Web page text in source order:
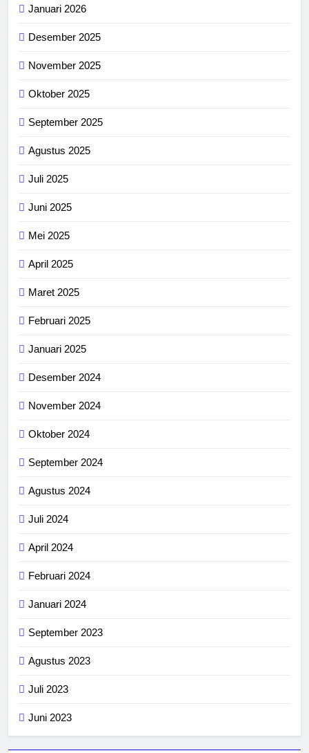
Januari 2026
Desember 2025
November 2025
Oktober 2025
September 2025
Agustus 2025
Juli 2025
Juni 2025
Mei 2025
April 2025
Maret 2025
Februari 2025
Januari 2025
Desember 2024
November 2024
Oktober 2024
September 2024
Agustus 2024
Juli 2024
April 2024
Februari 2024
Januari 2024
September 2023
Agustus 2023
Juli 2023
Juni 2023